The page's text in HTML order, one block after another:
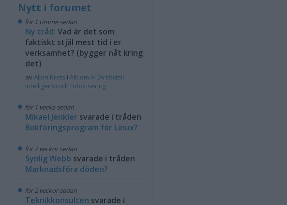
Nytt i forumet
för 1 timme sedan
Ny tråd: Vad är det som
faktiskt stjäl mest tid i er
verksamhet? (bygger nåt kring
det)
av Albin Krets i Allt om AI (Artificiell
Intelligens) och robotisering
för 1 vecka sedan
Mikael Jenkler svarade i tråden
Bokföringsprogram för Linux?
för 2 veckor sedan
Synlig Webb svarade i tråden
Marknadsföra döden?
för 2 veckor sedan
Teknikkonsulten svarade i